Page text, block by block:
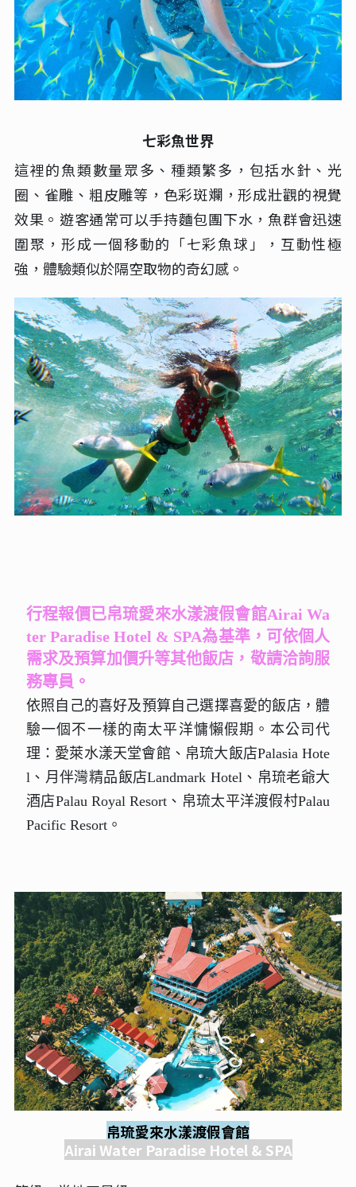
七彩魚世界
這裡的魚類數量眾多、種類繁多，包括水針、光
圈、雀雕、粗皮雕等，色彩斑斕，形成壯觀的視覺
效果。‌遊客通常可以手持麵包團下水，魚群會迅速
圍聚，形成一個移動的「七彩魚球」，互動性極
強，體驗類似於隔空取物的奇幻感。
行程報價已帛琉愛來水漾渡假會館Airai Wa
ter Paradise Hotel & SPA為基準，可依個人
需求及預算加價升等其他飯店，敬請洽詢服
務專員 。
依照自己的喜好及預算自己選擇喜愛的飯店，體
驗一個不一樣的南太平洋慵懶假期。本公司代
理：愛萊水漾天堂會館、帛琉大飯店Palasia Hote
l、月伴灣精品飯店Landmark Hotel、帛琉老爺大
酒店Palau Royal Resort、帛琉太平洋渡假村Palau
Pacific Resort。
帛琉愛來水漾渡假會館
Airai Water Paradise Hotel & SPA